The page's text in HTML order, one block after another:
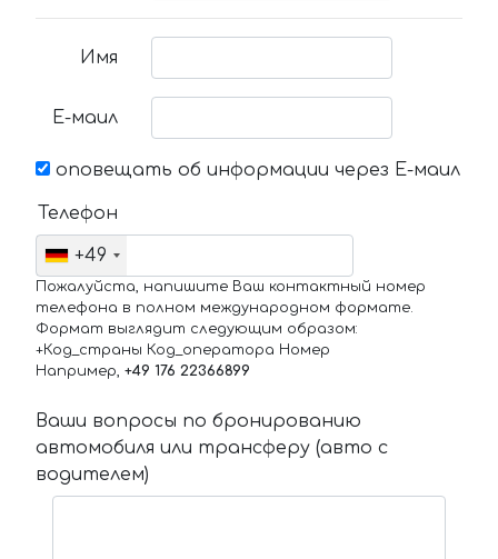
Имя
Е-маил
оповещать об информации через Е-маил
Телефон
+49
Пожалуйста, напишите Ваш контактный номер
телефона в полном международном формате.
Формат выглядит следующим образом:
+Код_страны Код_оператора Номер
Например, +49 176 22366899
Ваши вопросы по бронированию
автомобиля или трансферу (авто с
водителем)